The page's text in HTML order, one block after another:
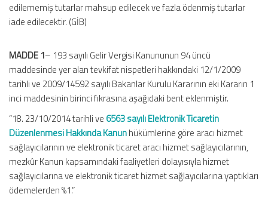
edilememiş tutarlar mahsup edilecek ve fazla ödenmiş tutarlar
iade edilecektir. (GİB)
MADDE 1– 193 sayılı Gelir Vergisi Kanununun 94 üncü
maddesinde yer alan tevkifat nispetleri hakkındaki 12/1/2009
tarihli ve 2009/14592 sayılı Bakanlar Kurulu Kararının eki Kararın 1
inci maddesinin birinci fıkrasına aşağıdaki bent eklenmiştir.
“18. 23/10/2014 tarihli ve 6563 sayılı Elektronik Ticaretin
Düzenlenmesi Hakkında Kanunhükümlerine göre aracı hizmet
sağlayıcılarının ve elektronik ticaret aracı hizmet sağlayıcılarının,
mezkûr Kanun kapsamındaki faaliyetleri dolayısıyla hizmet
sağlayıcılarına ve elektronik ticaret hizmet sağlayıcılarına yaptıkları
ödemelerden %1.”